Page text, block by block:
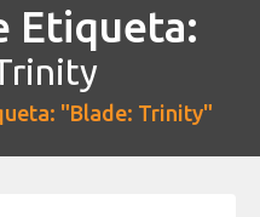
Etiqueta:
"Blade: Trinity"